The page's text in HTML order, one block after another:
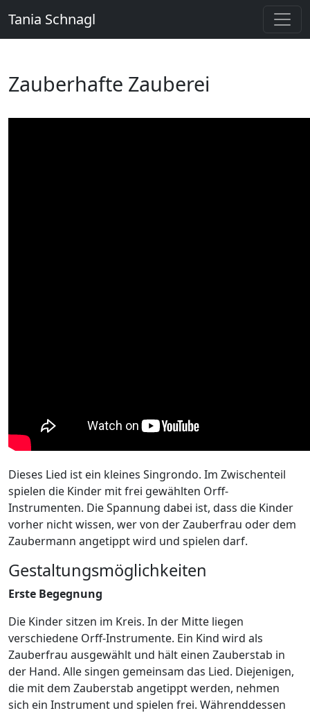
Tania Schnagl
Zauberhafte Zauberei
Dieses Lied ist ein kleines Singrondo. Im Zwischenteil
spielen die Kinder mit frei gewählten Orff-
Instrumenten. Die Spannung dabei ist, dass die Kinder
vorher nicht wissen, wer von der Zauberfrau oder dem
Zaubermann angetippt wird und spielen darf.
Gestaltungsmöglichkeiten
Erste Begegnung
Die Kinder sitzen im Kreis. In der Mitte liegen
verschiedene Orff-Instrumente. Ein Kind wird als
Zauberfrau ausgewählt und hält einen Zauberstab in
der Hand. Alle singen gemeinsam das Lied. Diejenigen,
die mit dem Zauberstab angetippt werden, nehmen
sich ein Instrument und spielen frei. Währenddessen